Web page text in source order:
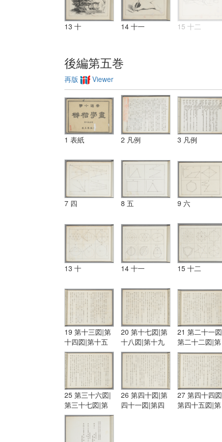
13 十 14 十一 15 十二
後編第五巻
再版 Viewer
1 表紙 2 凡例 3 凡例
7 四 8 五 9 六
13 十 14 十一 15 十二
19 第十三図|第
十四図|第十五
図|第十六図
20 第十七図|第
十八図|第十九
図|第二十図
21 第二十一
第二十二図|第
二十三図
25 第三十六図|
第三十七図|第
三十八図|第三
十九図
26 第四十図|第
四十一図|第四
27 第四十四
第四十五図|第